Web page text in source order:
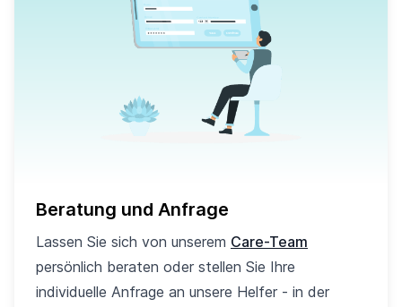
Beratung und Anfrage
Lassen Sie sich von unserem Care-Team
persönlich beraten oder stellen Sie Ihre
individuelle Anfrage an unsere Helfer - in der